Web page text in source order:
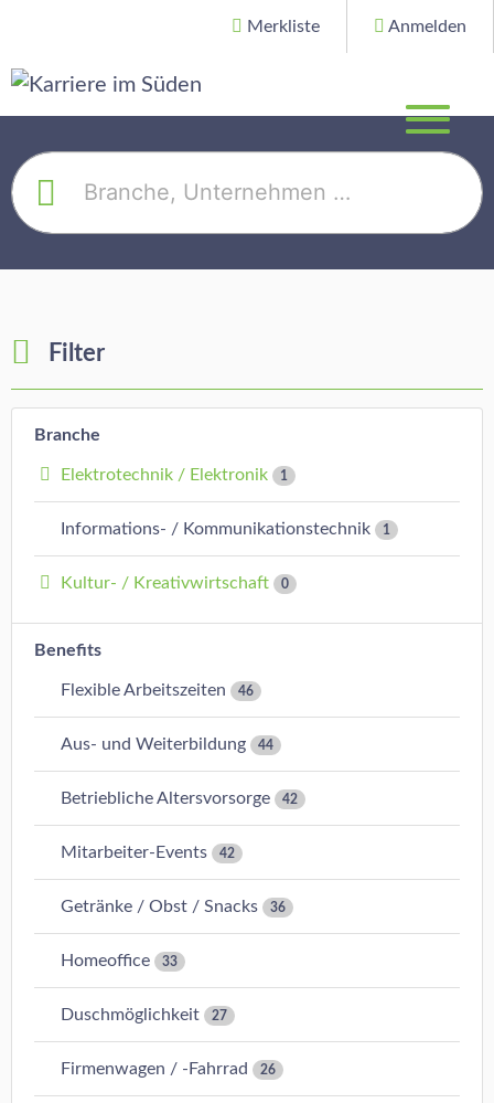
Merkliste Anmelden
Filter
Branche
Elektrotechnik / Elektronik 1
Informations- / Kommunikationstechnik 1
Kultur- / Kreativwirtschaft 0
Benefits
Flexible Arbeitszeiten 46
Aus- und Weiterbildung 44
Betriebliche Altersvorsorge 42
Mitarbeiter-Events 42
Getränke / Obst / Snacks 36
Homeoffice 33
Duschmöglichkeit 27
Firmenwagen / -Fahrrad 26